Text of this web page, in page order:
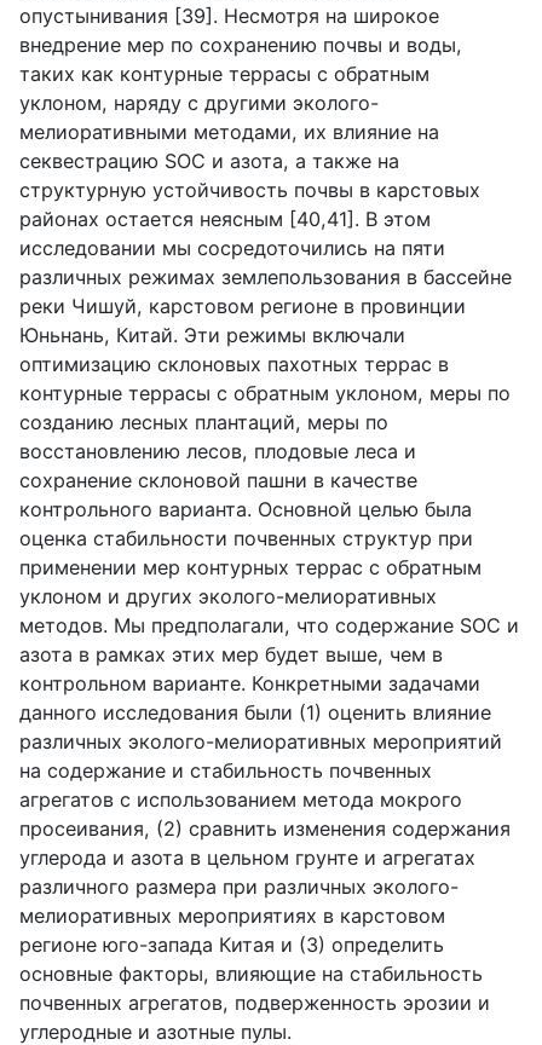
опустынивания [39]. Несмотря на широкое
внедрение мер по сохранению почвы и воды,
таких как контурные террасы с обратным
уклоном, наряду с другими эколого-
мелиоративными методами, их влияние на
секвестрацию SOC и азота, а также на
структурную устойчивость почвы в карстовых
районах остается неясным [40,41]. В этом
исследовании мы сосредоточились на пяти
различных режимах землепользования в бассейне
реки Чишуй, карстовом регионе в провинции
Юньнань, Китай. Эти режимы включали
оптимизацию склоновых пахотных террас в
контурные террасы с обратным уклоном, меры по
созданию лесных плантаций, меры по
восстановлению лесов, плодовые леса и
сохранение склоновой пашни в качестве
контрольного варианта. Основной целью была
оценка стабильности почвенных структур при
применении мер контурных террас с обратным
уклоном и других эколого-мелиоративных
методов. Мы предполагали, что содержание SOC и
азота в рамках этих мер будет выше, чем в
контрольном варианте. Конкретными задачами
данного исследования были (1) оценить влияние
различных эколого-мелиоративных мероприятий
на содержание и стабильность почвенных
агрегатов с использованием метода мокрого
просеивания, (2) сравнить изменения содержания
углерода и азота в цельном грунте и агрегатах
различного размера при различных эколого-
мелиоративных мероприятиях в карстовом
регионе юго-запада Китая и (3) определить
основные факторы, влияющие на стабильность
почвенных агрегатов, подверженность эрозии и
углеродные и азотные пулы.